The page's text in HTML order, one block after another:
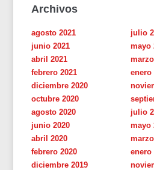
Archivos
agosto 2021
julio
junio 2021
mayo
abril 2021
febrero 2021
enero
diciembre 2020
octubre 2020
agosto 2020
julio
junio 2020
mayo
abril 2020
febrero 2020
enero
diciembre 2019